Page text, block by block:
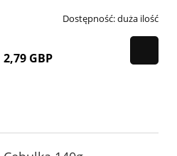
Dostępność:duża ilość
2,79 GBP